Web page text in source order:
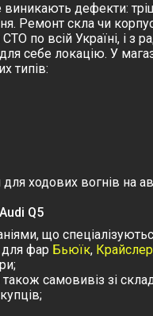
виникають дефекти:
Ремонт скла чи
по всій Україні, і з
себе локацію. У
типів:
ходових вогнів на
Q5
що
для фар Бьюїк, Крайслер
самовивіз зі